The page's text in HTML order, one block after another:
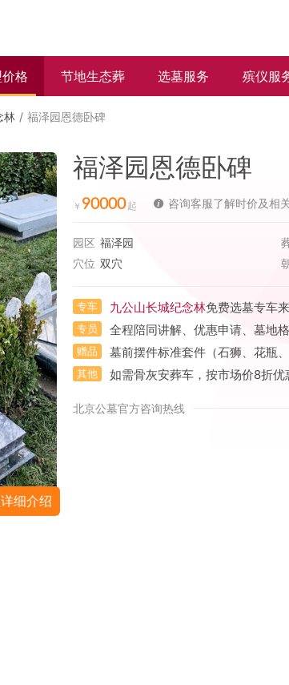
格 节地生态葬 选墓服务 殡仪服
林 福泽园恩德卧碑
细介绍
福泽园恩德卧碑
90000 咨询客服了解时价及相
园区 福泽园
穴位 双穴
专车 九公山长城纪念林免费选墓专车
专员 全程陪同讲解、优惠申请、墓地
赠品 墓前摆件标准套件（石狮、花瓶、
其他 如需骨灰安葬车，按市场价8折优
北京公墓官方咨询热线